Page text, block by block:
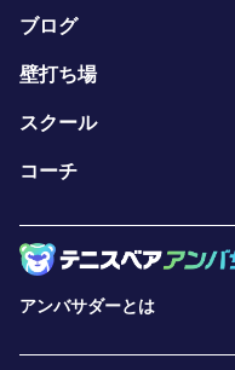
ブログ
壁打ち場
スクール
コーチ
アンバサダーとは